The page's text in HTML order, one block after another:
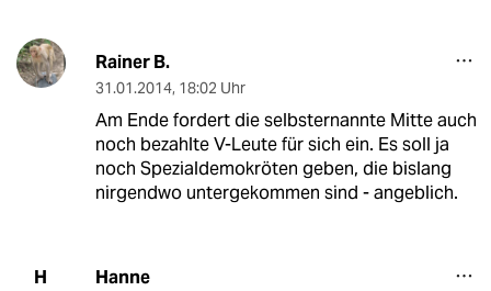
Rainer B.
31.01.2014, 18:02 Uhr
Am Ende fordert die selbsternannte Mitte auch
noch bezahlte V-Leute für sich ein. Es soll ja
noch Spezialdemokröten geben, die bislang
nirgendwo untergekommen sind - angeblich.
H Hanne